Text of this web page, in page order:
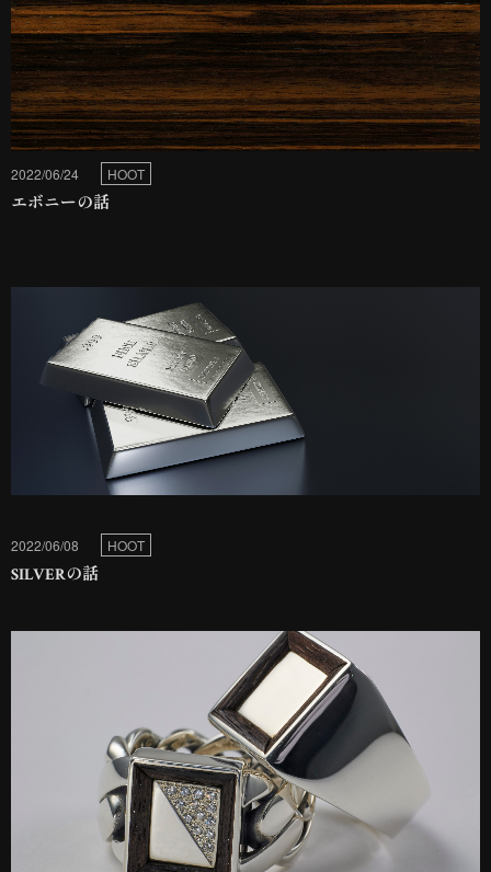
2022/06/24 HOOT
エボニーの話
2022/06/08 HOOT
SILVERの話